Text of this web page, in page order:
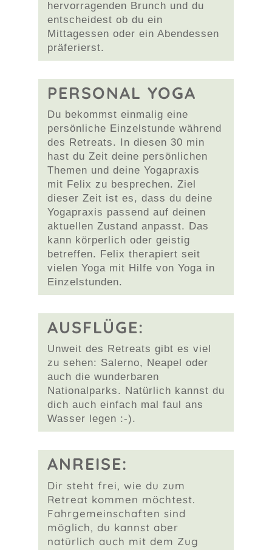
hervorragenden Brunch und du
entscheidest ob du ein
Mittagessen oder ein Abendessen
präferierst.
PERSONAL YOGA
Du bekommst einmalig eine
persönliche Einzelstunde während
des Retreats. In diesen 30 min
hast du Zeit deine persönlichen
Themen und deine Yogapraxis
mit Felix zu besprechen. Ziel
dieser Zeit ist es, dass du deine
Yogapraxis passend auf deinen
aktuellen Zustand anpasst. Das
kann körperlich oder geistig
betreffen. Felix therapiert seit
vielen Yoga mit Hilfe von Yoga in
Einzelstunden.
AUSFLÜGE:
Unweit des Retreats gibt es viel
zu sehen: Salerno, Neapel oder
auch die wunderbaren
Nationalparks. Natürlich kannst du
dich auch einfach mal faul ans
Wasser legen :-).
ANREISE:
Dir steht frei, wie du zum
Retreat kommen möchtest.
Fahrgemeinschaften sind
möglich, du kannst aber
natürlich auch mit dem Zug